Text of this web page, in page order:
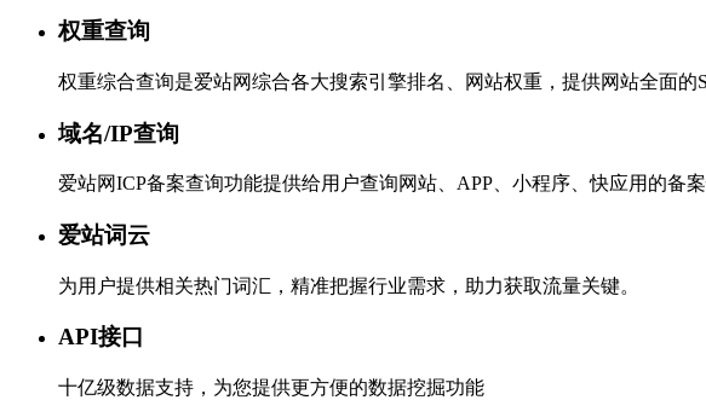
权重查询
权重综合查询是爱站网综合各大搜索引擎排名、网站权重，提供网站全面
域名/IP查询
爱站网ICP备案查询功能提供给用户查询网站、APP、小程序、快应用的备
爱站词云
为用户提供相关热门词汇，精准把握行业需求，助力获取流量关键。
API接口
十亿级数据支持，为您提供更方便的数据挖掘功能